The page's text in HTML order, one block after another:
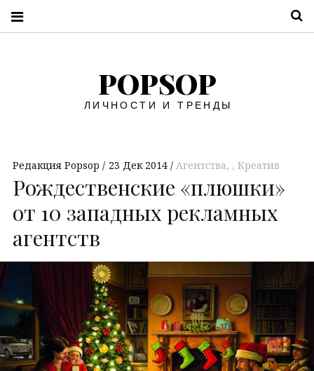
POPSOP
ЛИЧНОСТИ И ТРЕНДЫ
Редакция Popsop 23 Дек 2014 Агентства, Креатив
Рождественские «плюшки»
от 10 западных рекламных
агентств